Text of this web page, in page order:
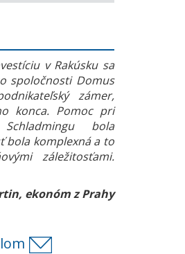
v Rakúsku sa
spoločnosti Domus
zámer,
konca. Pomoc pri
bola
bola komplexná a to
záležitosťami.
ekonóm z Prahy